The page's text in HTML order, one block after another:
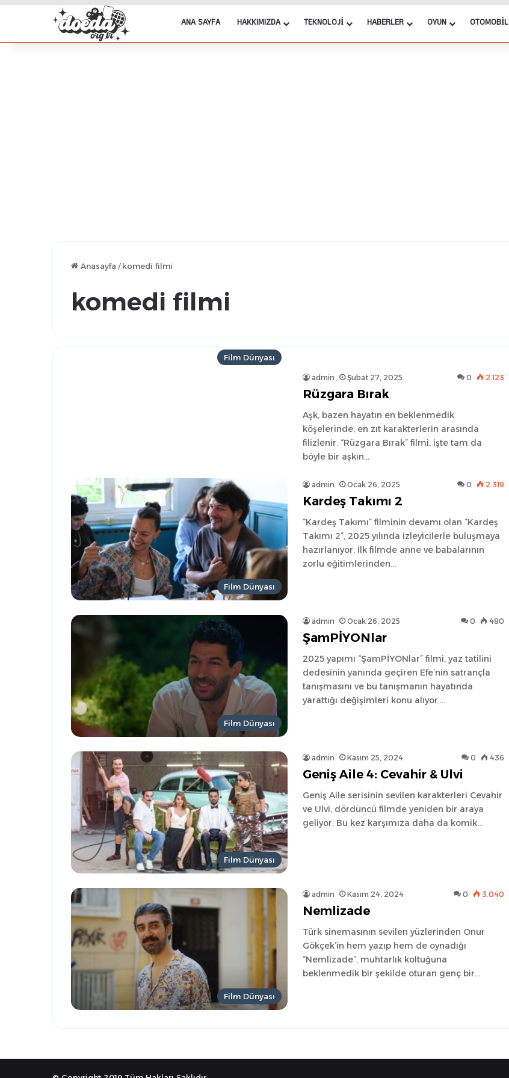
ANA SAYFA HAKKIMIZDA TEKNOLOJI HABERLER OYUN OTOMOBIL
Anasayfa / komedi filmi
komedi filmi
Film Dünyası
admin Şubat 27, 2025 0 2.123
Rüzgara Bırak
Aşk, bazen hayatın en beklenmedik
köşelerinde, en zıt karakterlerin arasında
filizlenir. “Rüzgara Bırak” filmi, işte tam da
böyle bir aşkın…
Film Dünyası
admin Ocak 26, 2025 0 2.319
Kardeş Takımı 2
“Kardeş Takımı” filminin devamı olan “Kardeş
Takımı 2”, 2025 yılında izleyicilerle buluşmaya
hazırlanıyor. İlk filmde anne ve babalarının
zorlu eğitimlerinden…
Film Dünyası
admin Ocak 26, 2025 0 480
ŞamPİYONlar
2025 yapımı “ŞamPİYONlar” filmi, yaz tatilini
dedesinin yanında geçiren Efe’nin satrançla
tanışmasını ve bu tanışmanın hayatında
yarattığı değişimleri konu alıyor.…
Film Dünyası
admin Kasım 25, 2024 0 436
Geniş Aile 4: Cevahir & Ulvi
Geniş Aile serisinin sevilen karakterleri Cevahir
ve Ulvi, dördüncü filmde yeniden bir araya
geliyor. Bu kez karşımıza daha da komik…
Film Dünyası
admin Kasım 24, 2024 0 3.040
Nemlizade
Türk sinemasının sevilen yüzlerinden Onur
Gökçek’in hem yazıp hem de oynadığı
“Nemlizade”, muhtarlık koltuğuna
beklenmedik bir şekilde oturan genç bir…